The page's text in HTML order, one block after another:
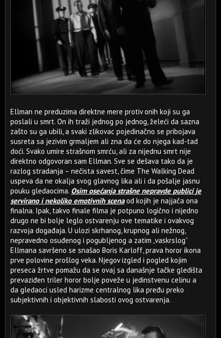
Ellman ne preduzima direktne mere protiv onih koji su ga
poslali u smrt. On ih traži jednog po jednog, želeći da sazna
zašto su ga ubili, a svaki zlikovac pojedinačno se pribojava
susreta sa jezivim grmaljem ali zna da će do njega kad-tad
doći. Svako umire strašnom smrću, ali za nijednu smrt nije
direktno odgovoran sam Ellman. Sve se dešava tako da je
razlog stradanja – nečista savest, čime The Walking Dead
uspeva da ne okalja svog glavnog lika ali i da pošalje jasnu
pouku gledaocima. Osim osećanja strašne nepravde publici je
servirano i nekoliko emotivnih scenaod kojih je najjača ona
finalna. Ipak, takvo finale filma je potpuno logično i nijedno
drugo ne bi bolje leglo ostvarenju ove tematike i ovakvog
razvoja događaja. U ulozi skrhanog, krupnog ali nežnog,
nepravedno osuđenog i pogubljenog a zatim „vaskrslog”
Ellmana savršeno se snašao Boris Karloff, prava horor ikona
prve polovine prošlog veka. Njegov izgled i pogled kojim
preseca žrtve pomažu da se ovaj sa današnje tačke gledišta
prevaziđen triler horor bolje poveže u jedinstvenu celinu a
da gledaoci usled harizme centralnog lika pređu preko
subjektivnih i objektivnih slabosti ovog ostvarenja.